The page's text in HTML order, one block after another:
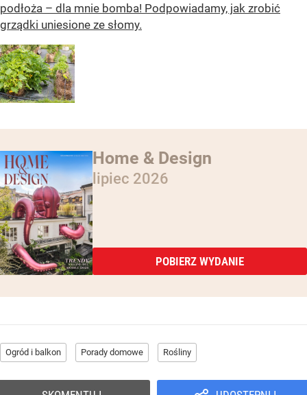
podłoża – dla mnie bomba! Podpowiadamy, jak zrobić
grządki uniesione ze słomy.
Home & Design
lipiec 2026
POBIERZ WYDANIE
Ogród i balkon Porady domowe Rośliny